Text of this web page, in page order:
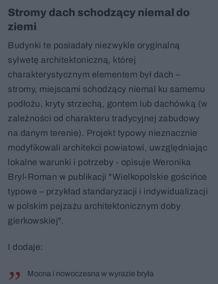
Stromy dach schodzący niemal do
ziemi
Budynki te posiadały niezwykle oryginalną
sylwetę architektoniczną, której
charakterystycznym elementem był dach –
stromy, miejscami schodzący niemal ku samemu
podłożu, kryty strzechą, gontem lub dachówką (w
zależności od charakteru tradycyjnej zabudowy
na danym terenie). Projekt typowy nieznacznie
modyfikowali architekci powiatowi, uwzględniając
lokalne warunki i potrzeby - opisuje Weronika
Bryl-Roman w publikacji "Wielkopolskie gościńce
typowe – przykład standaryzacji i indywidualizacji
w polskim pejzażu architektonicznym doby
gierkowskiej".
I dodaje:
Mocna i nowoczesna w wyrazie bryła